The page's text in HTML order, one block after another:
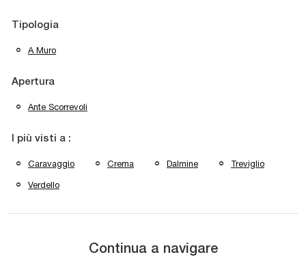
Tipologia
A Muro
Apertura
Ante Scorrevoli
I più visti a :
Caravaggio Crema Dalmine Treviglio
Verdello
Continua a navigare